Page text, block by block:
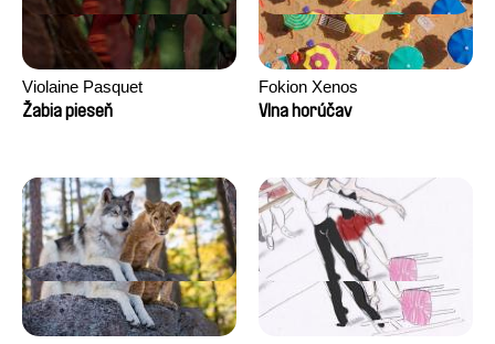
Violaine Pasquet
Žabia pieseň
Fokion Xenos
Vlna horúčav